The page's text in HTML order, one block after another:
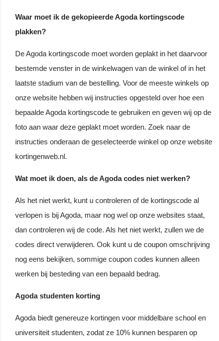
Waar moet ik de gekopieerde Agoda kortingscode
plakken?
De Agoda kortingscode moet worden geplakt in het daarvoor
bestemde venster in de winkelwagen van de winkel of in het
laatste stadium van de bestelling. Voor de meeste winkels op
onze website hebben wij instructies opgesteld over hoe een
bepaalde Agoda kortingscode te gebruiken en geven wij op de
foto aan waar deze geplakt moet worden. Zoek naar de
instructies onderaan de geselecteerde winkel op onze website
kortingenweb.nl.
Wat moet ik doen, als de Agoda codes niet werken?
Als het niet werkt, kunt u controleren of de kortingscode al
verlopen is bij Agoda, maar nog wel op onze websites staat,
dan controleren wij de code. Als het niet werkt, zullen we de
codes direct verwijderen. Ook kunt u de coupon omschrijving
nog eens bekijken, sommige coupon codes kunnen alleen
werken bij besteding van een bepaald bedrag.
Agoda studenten korting
Agoda biedt genereuze kortingen voor middelbare school en
universiteit studenten, zodat ze 10% kunnen besparen op